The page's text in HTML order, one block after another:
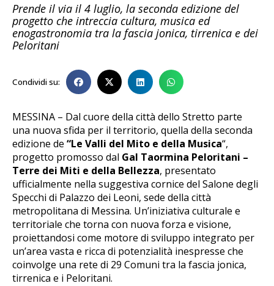
Prende il via il 4 luglio, la seconda edizione del
progetto che intreccia cultura, musica ed
enogastronomia tra la fascia jonica, tirrenica e dei
Peloritani
Condividi su:
MESSINA – Dal cuore della città dello Stretto parte
una nuova sfida per il territorio, quella della seconda
edizione de “Le Valli del Mito e della Musica“,
progetto promosso dal Gal Taormina Peloritani –
Terre dei Miti e della Bellezza, presentato
ufficialmente nella suggestiva cornice del Salone degli
Specchi di Palazzo dei Leoni, sede della città
metropolitana di Messina. Un’iniziativa culturale e
territoriale che torna con nuova forza e visione,
proiettandosi come motore di sviluppo integrato per
un’area vasta e ricca di potenzialità inespresse che
coinvolge una rete di 29 Comuni tra la fascia jonica,
tirrenica e i Peloritani.